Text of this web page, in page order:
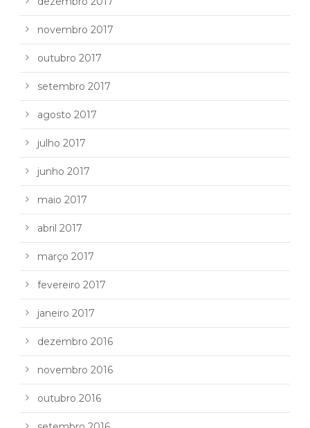
novembro 2017
outubro 2017
setembro 2017
agosto 2017
julho 2017
junho 2017
maio 2017
abril 2017
março 2017
fevereiro 2017
janeiro 2017
dezembro 2016
novembro 2016
outubro 2016